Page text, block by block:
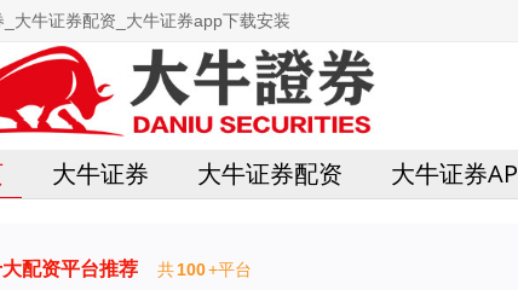
_大牛证券配资_大牛证券app下载安装
大牛证券 大牛证券配资 大牛证券
配资平台推荐 共100+平台